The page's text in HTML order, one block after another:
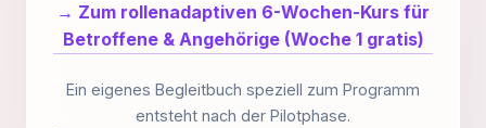
→ Zum rollenadaptiven 6-Wochen-Kurs für
Betroffene & Angehörige (Woche 1 gratis)
Ein eigenes Begleitbuch speziell zum Programm
entsteht nach der Pilotphase.